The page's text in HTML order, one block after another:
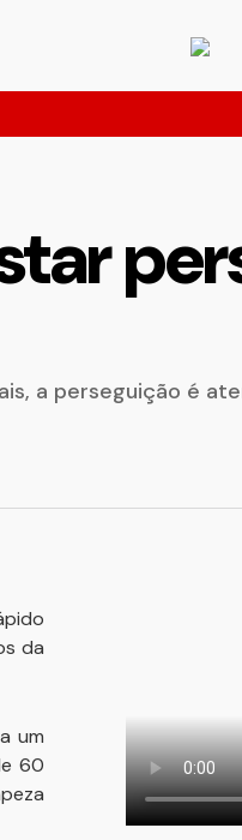
a perseguição é
da
um
60